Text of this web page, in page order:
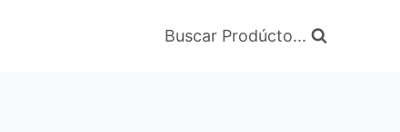
Buscar Prodúcto...